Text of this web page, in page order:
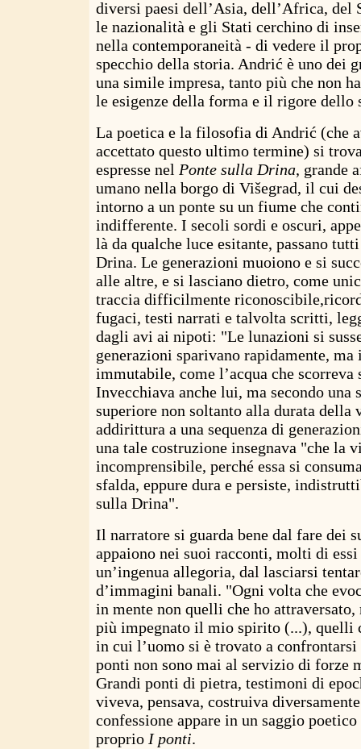
diversi paesi dell’Asia, dell’Africa, del
le nazionalità e gli Stati cerchino di
nella contemporaneità - di vedere il
specchio della storia. Andrić è uno dei
una simile impresa, tanto più che non
le esigenze della forma e il rigore dello
La poetica e la filosofia di Andrić (che
accettato questo ultimo termine) si
espresse nel Ponte sulla Drina, grande
umano nella borgo di Višegrad, il cui
intorno a un ponte su un fiume che
indifferente. I secoli sordi e oscuri,
là da qualche luce esitante, passano
Drina. Le generazioni muoiono e si
alle altre, e si lasciano dietro, come
traccia difficilmente
fugaci, testi narrati e talvolta scritti,
dagli avi ai nipoti: "Le lunazioni si
generazioni sparivano rapidamente, ma
immutabile, come l’acqua che scorreva
Invecchiava anche lui, ma secondo una
superiore non soltanto alla durata della
addirittura a una sequenza di
una tale costruzione insegnava "che la
incomprensibile, perché essa si
sfalda, eppure dura e persiste,
sulla Drina".
Il narratore si guarda bene dal fare dei
appaiono nei suoi racconti, molti di
un’ingenua allegoria, dal lasciarsi
d’immagini banali. "Ogni volta che
in mente non quelli che ho
più impegnato il mio spirito (...), quelli
in cui l’uomo si è trovato a
ponti non sono mai al servizio di forze
Grandi ponti di pietra, testimoni di
viveva, pensava, costruiva
confessione appare in un saggio
proprio I ponti.